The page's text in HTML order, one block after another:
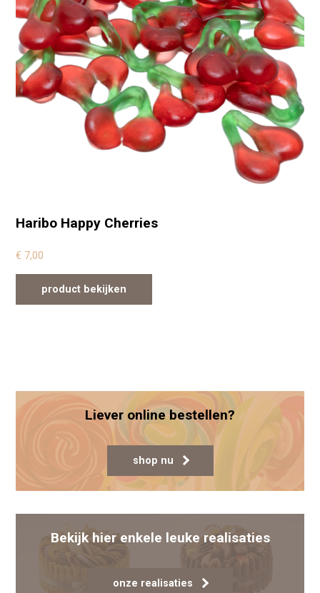
Haribo Happy Cherries
€ 7,00
product bekijken
Liever online bestellen?
shop nu
Bekijk hier enkele leuke realisaties
onze realisaties